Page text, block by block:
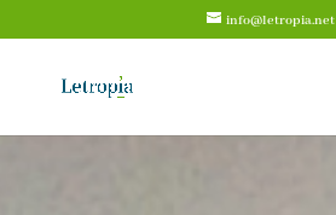
info@letropia.net